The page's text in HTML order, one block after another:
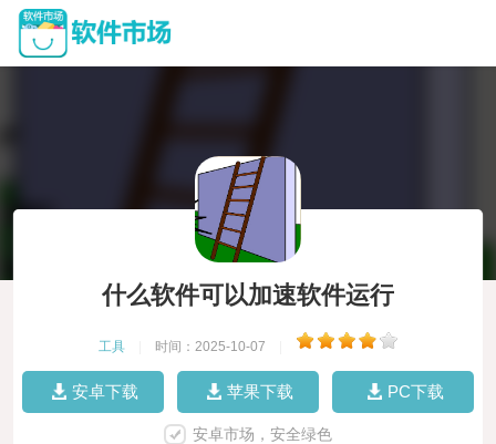
什么软件可以加速软件运行
工具 时间：2025-10-07
安卓下载 苹果下载 PC下载
安卓市场，安全绿色